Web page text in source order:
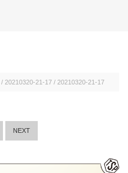
/ 20210320-21-17 / 20210320-21-17
NEXT